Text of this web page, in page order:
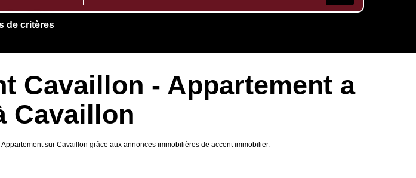
de critères
Cavaillon - Appartement a
Cavaillon
sur Cavaillon grâce aux annonces immobilières de accent immobilier.